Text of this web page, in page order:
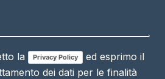
la Privacy Policy
ed esprimo il
dei dati per le finalità